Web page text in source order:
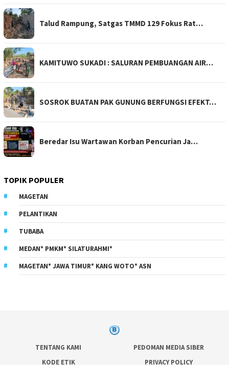
Talud Rampung, Satgas TMMD 129 Fokus Rat…
KAMITUWO SUKADI : SALURAN PEMBUANGAN AIR…
SOSROK BUATAN PAK GUNUNG BERFUNGSI EFEKT…
Beredar Isu Wartawan Korban Pencurian Ja…
TOPIK POPULER
MAGETAN
PELANTIKAN
TUBABA
MEDAN* PMKM* SILATURAHMI*
MAGETAN* JAWA TIMUR* KANG WOTO* ASN
TENTANG KAMI
PEDOMAN MEDIA SIBER
KODE ETIK
PRIVACY POLICY